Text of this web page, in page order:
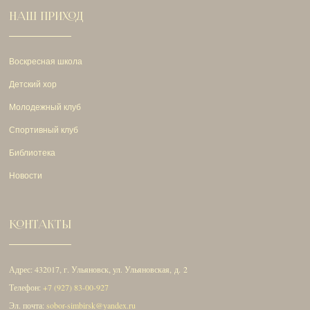
НАШ ПРИХОД
Воскресная школа
Детский хор
Молодежный клуб
Спортивный клуб
Библиотека
Новости
КОНТАКТЫ
Адрес: 432017, г. Ульяновск, ул. Ульяновская, д. 2
Телефон:+7 (927) 83-00-927
Эл. почта:sobor-simbirsk@yandex.ru